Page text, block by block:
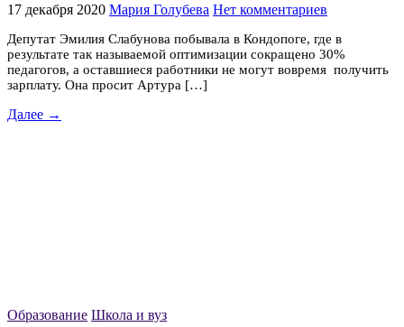
17 декабря 2020 Мария Голубева Нет комментариев
Депутат Эмилия Слабунова побывала в Кондопоге, где в
результате так называемой оптимизации сокращено 30%
педагогов, а оставшиеся работники не могут вовремя получить
зарплату. Она просит Артура […]
Далее →
Образование Школа и вуз